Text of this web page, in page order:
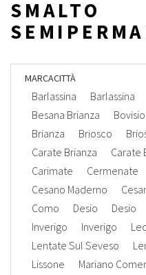
SMALTO
MARCACITTÀ
Barlassina Barlassina
Besana Brianza
Bovisio
Brianza
Briosco
Carate Brianza
Carate
Carimate
Cermenate
Cesano Maderno
Como
Desio Desio
Inverigo
Inverigo
Lentate Sul Seveso
Lissone
Mariano